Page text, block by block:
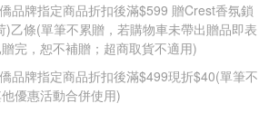
品牌指定商品折扣後滿$599 贈Crest香氛鎖
)乙條(單筆不累贈，若購物車未帶出贈品即表
完，恕不補贈；超商取貨不適用)
品牌指定商品折扣後滿$499現折$40(單筆不
優惠活動合併使用)